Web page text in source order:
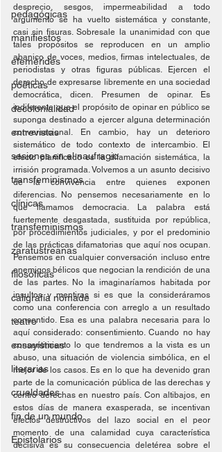
pedagógicas
manifiestos
efemérides
poéticas
decolonialidad
entrevistas
sesiones en el naufragio
transfeminismos
clínicas
transfeminismos
zaratustreanas
filosóficas
caligrafía nómade
teatro
ensayísticas
literarias
crueldades
fin de un mundo
Epistolarios
desprecio, sesgos, impermeabilidad a todo
argumento se ha vuelto sistemática y constante,
casi sin fisuras. Sobresale la unanimidad con que
tales propósitos se reproducen en un amplio
abanico de voces, medios, firmas intelectuales, de
periodistas y otras figuras públicas. Ejercen el
derecho de expresarse libremente en una sociedad
democrática, dicen. Presumen de opinar. Es
indiferente que el propósito de opinar en público se
suponga destinado a ejercer alguna determinación
conversacional. En cambio, hay un deterioro
sistemático de todo contexto de intercambio. El
efecto planificado es la difamación sistemática, la
irrisión programada. Volvemos a un asunto decisivo
de la convivencia entre quienes exponen
diferencias. No pensemos necesariamente en lo
que llamamos democracia. La palabra está
fuertemente desgastada, sustituida por república,
por procedimientos judiciales, y por el predominio
de las prácticas difamatorias que aquí nos ocupan.
Pensemos en cualquier conversación incluso entre
enemigos bélicos que negocian la rendición de una
de las partes. No la imaginaríamos habitada por
insultos y mentiras si es que la consideráramos
como una conferencia con arreglo a un resultado
consentido. Esa es una palabra necesaria para lo
aquí considerado: consentimiento. Cuando no hay
consentimiento lo que tendremos a la vista es un
abuso, una situación de violencia simbólica, en el
mejor de los casos. Es en lo que ha devenido gran
parte de la comunicación pública de las derechas y
centro derechas en nuestro país. Con altibajos, en
estos días de manera exasperada, se incentivan
efectos destructivos del lazo social en el peor
momento de una calamidad cuya característica
decisiva es su consecuencia deletérea sobre el